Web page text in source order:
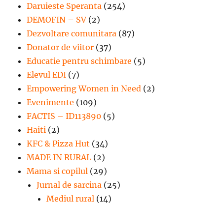
Daruieste Speranta (254)
DEMOFIN – SV (2)
Dezvoltare comunitara (87)
Donator de viitor (37)
Educatie pentru schimbare (5)
Elevul EDI (7)
Empowering Women in Need (2)
Evenimente (109)
FACTIS – ID113890 (5)
Haiti (2)
KFC & Pizza Hut (34)
MADE IN RURAL (2)
Mama si copilul (29)
Jurnal de sarcina (25)
Mediul rural (14)